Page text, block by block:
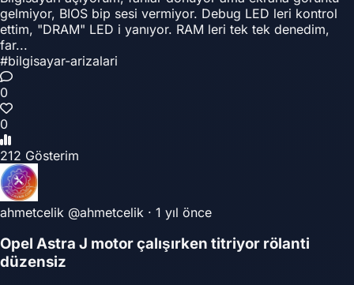
gelmiyor, BIOS bip sesi vermiyor. Debug LED leri kontrol
ettim, "DRAM" LED i yanıyor. RAM leri tek tek denedim,
far...
#bilgisayar-arizalari
0
0
212 Gösterim
ahmetcelik @ahmetcelik · 1 yıl önce
Opel Astra J motor çalışırken titriyor rölanti
düzensiz